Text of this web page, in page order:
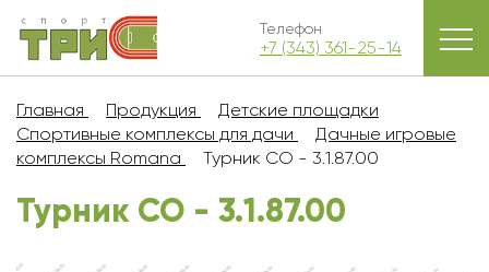
Телефон
+7 (343) 361-25-14
Главная Продукция
Детские площадки
Спортивные комплексы для дачи
Дачные игровые
комплексы Romana
Турник СО - 3.1.87.00
Турник СО - 3.1.87.00